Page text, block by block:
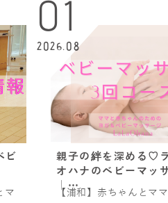
ビ
マ
01
2026.08
親子の絆を深める♡
オハナのベビーマッ
｜…
【浦和】赤ちゃんとマ